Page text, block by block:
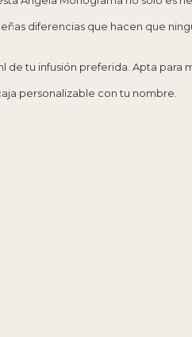
diferencias que hacen que
de tu infusión preferida. Apta para
personalizable con tu nombre.